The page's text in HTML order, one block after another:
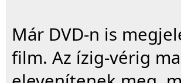
Már DVD-n is
film. Az ízig-vérig